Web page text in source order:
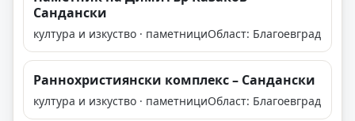
Сандански
култура и изкуство · паметнициОбласт: Благоевград
Раннохристиянски комплекс – Сандански
култура и изкуство · паметнициОбласт: Благоевград